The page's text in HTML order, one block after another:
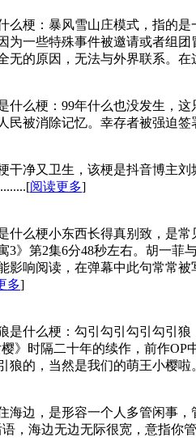
么梗：暴风雪山庄模式，指的
为一些特殊事件被邀请或者组
无的原因，无法与外界联系。
什么梗：99年什么也没发生，
民被消除记忆。幸存者被强迫
干净又卫生，该梗是抖音博主
阅读更多]
什么梗小东西长得真别致，是
3》第2集6分48秒左右。胡一菲
影响阅读，在弹幕中此句常常
多]
是什么梗：勾引勾引勾引勾引狼
》时隔二十年的续作，前作OP
狼的，当然是我们的萌王小樱
海边，是形容一个人多管闲事
，海边无边无际很宽，意指你